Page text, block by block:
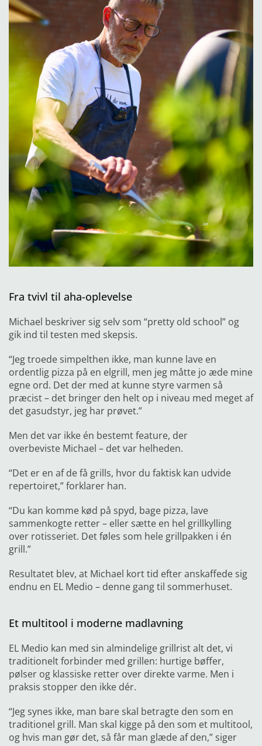
Fra tvivl til aha-oplevelse
Michael beskriver sig selv som “pretty old school” og
gik ind til testen med skepsis.
“Jeg troede simpelthen ikke, man kunne lave en
ordentlig pizza på en elgrill, men jeg måtte jo æde mine
egne ord. Det der med at kunne styre varmen så
præcist – det bringer den helt op i niveau med meget af
det gasudstyr, jeg har prøvet.”
Men det var ikke én bestemt feature, der
overbeviste Michael – det var helheden.
“Det er en af de få grills, hvor du faktisk kan udvide
repertoiret,” forklarer han.
“Du kan komme kød på spyd, bage pizza, lave
sammenkogte retter – eller sætte en hel grillkylling
over rotisseriet. Det føles som hele grillpakken i én
grill.”
Resultatet blev, at Michael kort tid efter anskaffede sig
endnu en EL Medio – denne gang til sommerhuset.
Et multitool i moderne madlavning
EL Medio kan med sin almindelige grillrist alt det, vi
traditionelt forbinder med grillen: hurtige bøffer,
pølser og klassiske retter over direkte varme. Men i
praksis stopper den ikke dér.
“Jeg synes ikke, man bare skal betragte den som en
traditionel grill. Man skal kigge på den som et multitool,
og hvis man gør det, så får man glæde af den,” siger